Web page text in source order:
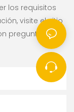
los requisitos
visite el sitio
preguntas o